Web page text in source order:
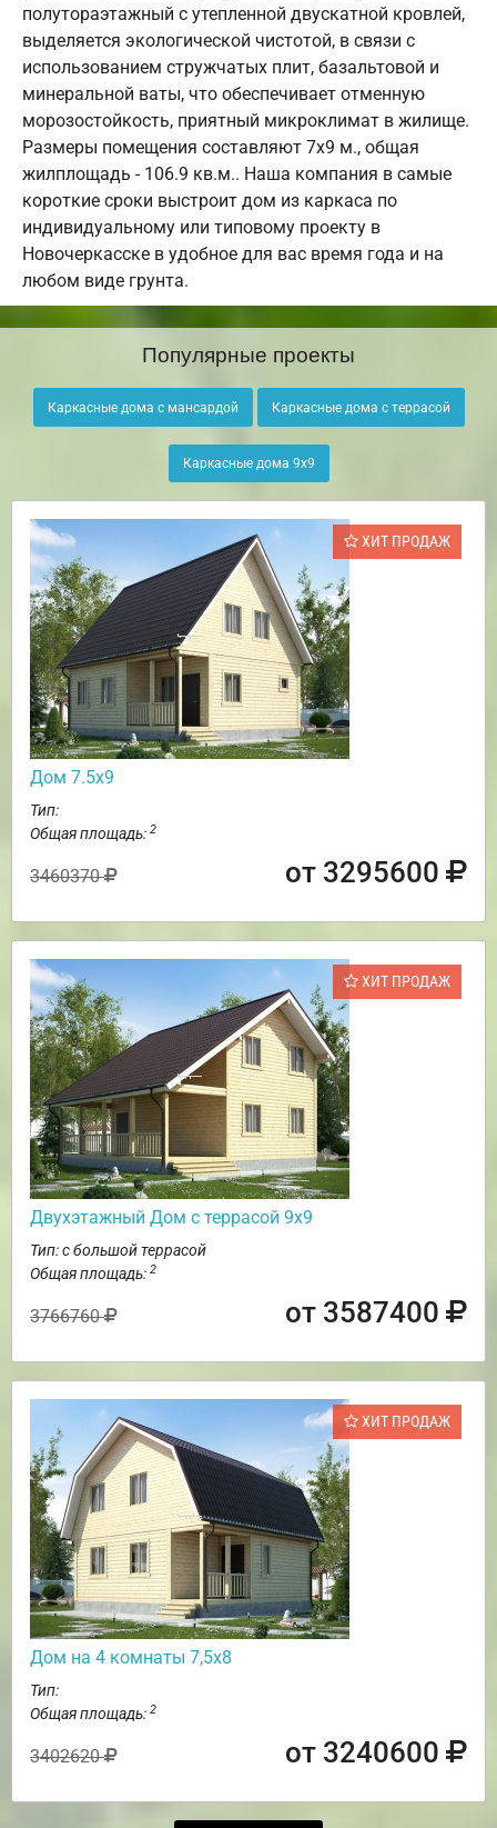
полутораэтажный с утепленной двускатной кровлей,
выделяется экологической чистотой, в связи с
использованием стружчатых плит, базальтовой и
минеральной ваты, что обеспечивает отменную
морозостойкость, приятный микроклимат в жилище.
Размеры помещения составляют 7х9 м., общая
жилплощадь - 106.9 кв.м.. Наша компания в самые
короткие сроки выстроит дом из каркаса по
индивидуальному или типовому проекту в
Новочеркасске в удобное для вас время года и на
любом виде грунта.
Популярные проекты
Каркасные дома с мансардой Каркасные дома с террасой
Каркасные дома 9х9
ХИТ ПРОДАЖ
Дом 7.5х9
Тип:
Общая площадь: 2
3460370 от 3295600
ХИТ ПРОДАЖ
Двухэтажный Дом с террасой 9х9
Тип: с большой террасой
Общая площадь: 2
3766760 от 3587400
ХИТ ПРОДАЖ
Дом на 4 комнаты 7,5х8
Тип:
Общая площадь: 2
3402620 от 3240600